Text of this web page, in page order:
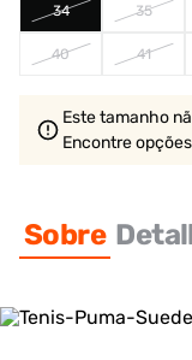
34 35
40 41
Este tamanho
Encontre
Sobre